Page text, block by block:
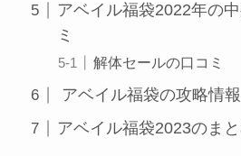
アベイル福袋2022年の
ミ
解体セールの口コミ
アベイル福袋の攻略情報
アベイル福袋2023のま